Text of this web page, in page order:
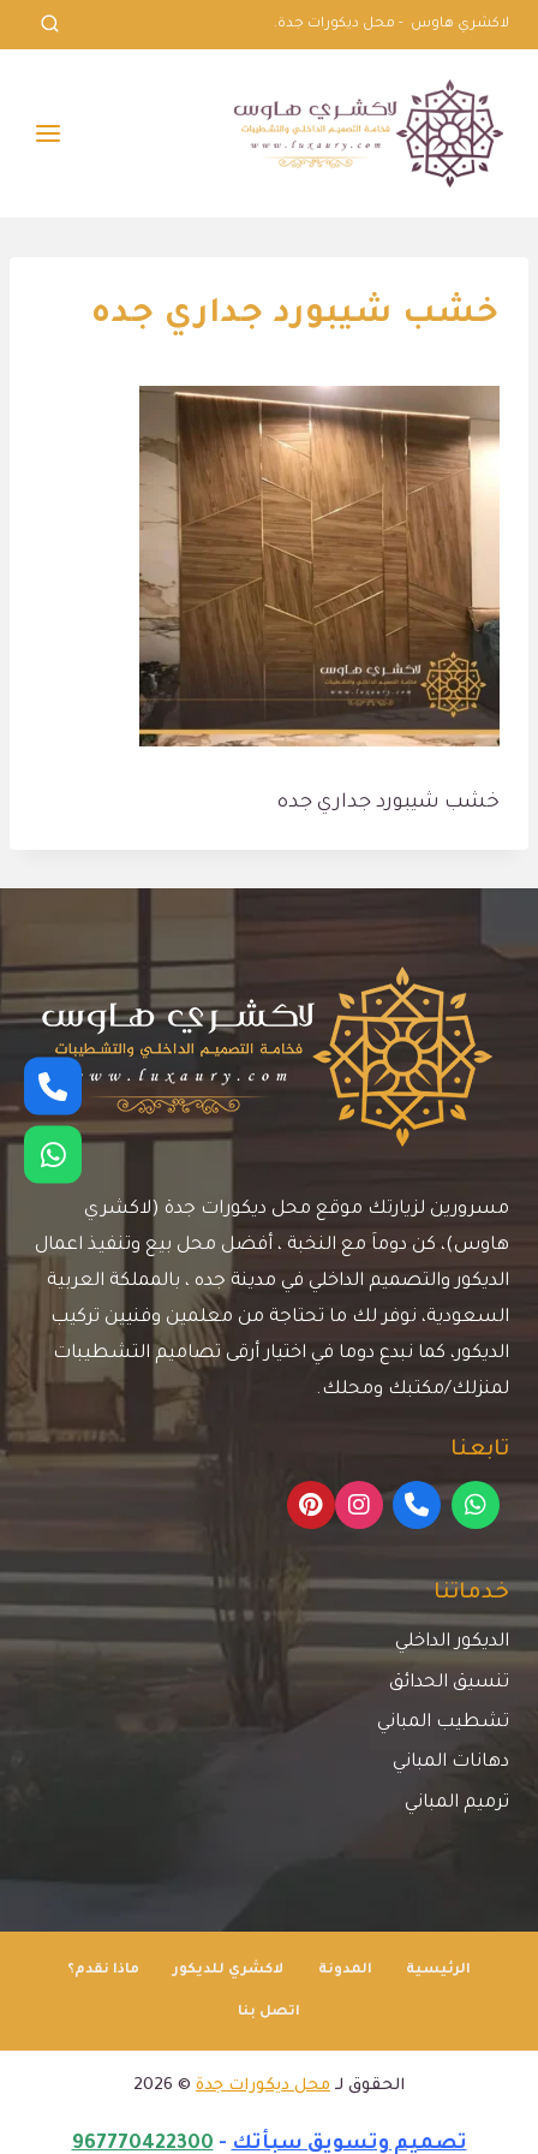
التجاوز
إلى
المحتوى
لاكشري هاوس - محل ديكورات جدة.
خشب شيبورد جداري جده
خشب شيبورد جداري جده
مسرورين لزيارتك موقع محل ديكورات جدة (لاكشري
هاوس)، كن دوماَ مع النخبة ، أفضل محل بيع وتنفيذ اعمال
الديكور والتصميم الداخلي في مدينة جده ، بالمملكة العربية
السعودية، نوفر لك ما تحتاجة من معلمين وفنيين تركيب
الديكور، كما نبدع دوما في اختيار أرقى تصاميم التشطيبات
لمنزلك/مكتبك ومحلك.
تابعنا
خدماتنا
الديكور الداخلي
تنسيق الحدائق
تشطيب المباني
دهانات المباني
ترميم المباني
الرئيسية المدونة لاكشري للديكور ماذا نقدم؟
اتصل بنا
الحقوق لـ محل ديكورات جدة © 2026
تصميم وتسويق سبأتك-
967770422300